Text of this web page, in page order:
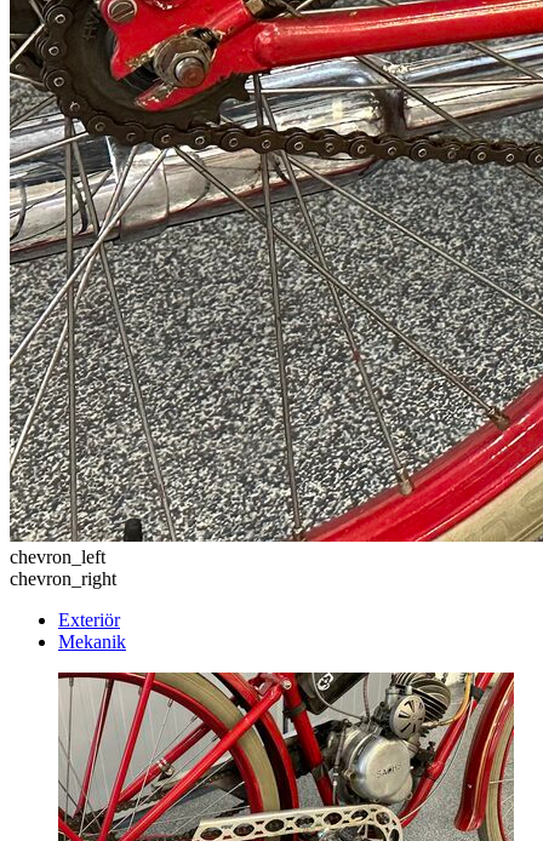
chevron_left
chevron_right
Exteriör
Mekanik